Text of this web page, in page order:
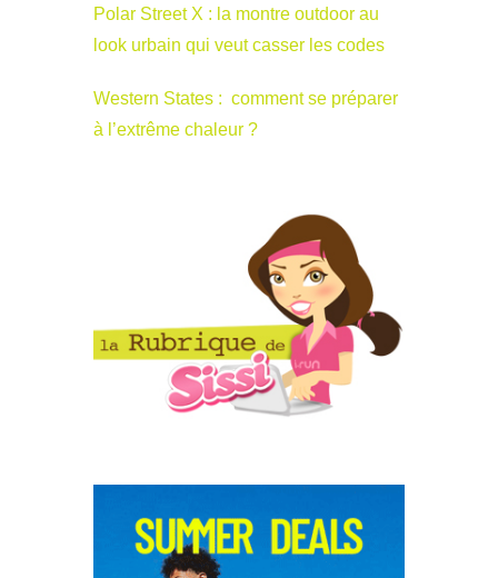
Polar Street X : la montre outdoor au
look urbain qui veut casser les codes
Western States : comment se préparer
à l’extrême chaleur ?